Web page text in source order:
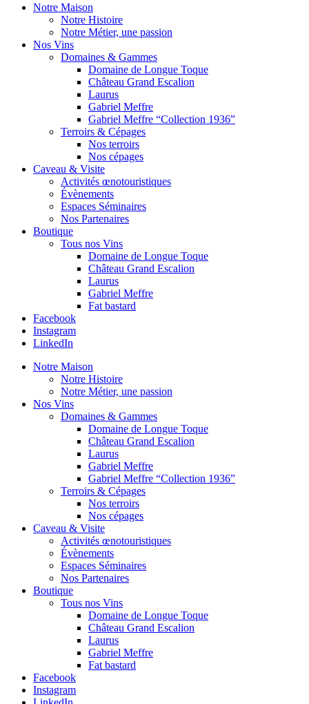
Notre Maison
Notre Histoire
Notre Métier, une passion
Nos Vins
Domaines & Gammes
Domaine de Longue Toque
Château Grand Escalion
Laurus
Gabriel Meffre
Gabriel Meffre “Collection 1936”
Terroirs & Cépages
Nos terroirs
Nos cépages
Caveau & Visite
Activités œnotouristiques
Évènements
Espaces Séminaires
Nos Partenaires
Boutique
Tous nos Vins
Domaine de Longue Toque
Château Grand Escalion
Laurus
Gabriel Meffre
Fat bastard
Facebook
Instagram
LinkedIn
Notre Maison
Notre Histoire
Notre Métier, une passion
Nos Vins
Domaines & Gammes
Domaine de Longue Toque
Château Grand Escalion
Laurus
Gabriel Meffre
Gabriel Meffre “Collection 1936”
Terroirs & Cépages
Nos terroirs
Nos cépages
Caveau & Visite
Activités œnotouristiques
Évènements
Espaces Séminaires
Nos Partenaires
Boutique
Tous nos Vins
Domaine de Longue Toque
Château Grand Escalion
Laurus
Gabriel Meffre
Fat bastard
Facebook
Instagram